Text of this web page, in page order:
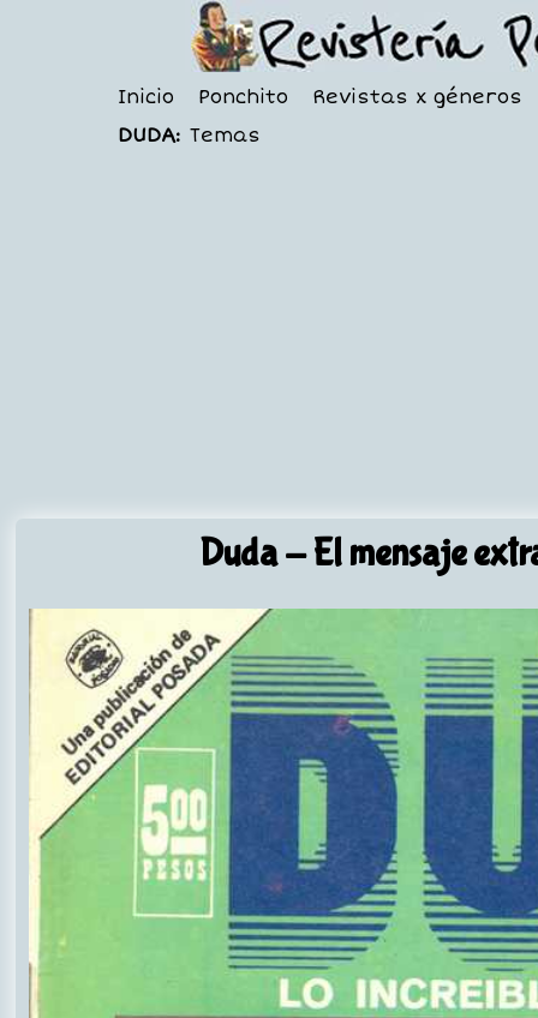
Inicio Ponchito
Revistas x géneros
DUDA: Temas
Duda- El mensaje